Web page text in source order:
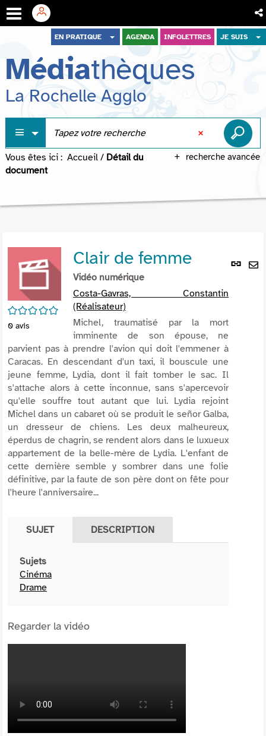
menu
contenu
recherche
EN PRATIQUE AGENDA INFOLETTRES JE SUIS
Médiathèques
La Rochelle Agglo
recherche avancée
Vous êtes ici : Accueil / Détail du
document
Lien
/5
0 avis
Clair de femme
Vidéo numérique
Costa-Gavras, Constantin
(Réalisateur)
Michel, traumatisé par la mort
imminente de son épouse, ne
parvient pas à prendre l'avion qui doit l'emmener à
Caracas. En descendant d'un taxi, il bouscule une
jeune femme, Lydia, dont il fait tomber le sac. Il
s'attache alors à cette inconnue, sans s'apercevoir
qu'elle souffre tout autant que lui. Lydia rejoint
Michel dans un cabaret où se produit le señor Galba,
un dresseur de chiens. Les deux malheureux,
éperdus de chagrin, se rendent alors dans le luxueux
appartement de la belle-mère de Lydia. L'enfant de
cette dernière semble y sombrer dans une folie
définitive, par la faute de son père dont on fête pour
l'heure l'anniversaire...
SUJET DESCRIPTION
Sujets
Cinéma
Drame
Regarder la vidéo